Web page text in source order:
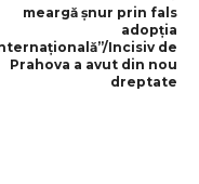
meargă şnur prin fals
adopţia
Incisiv de
Prahova a avut din nou
dreptate